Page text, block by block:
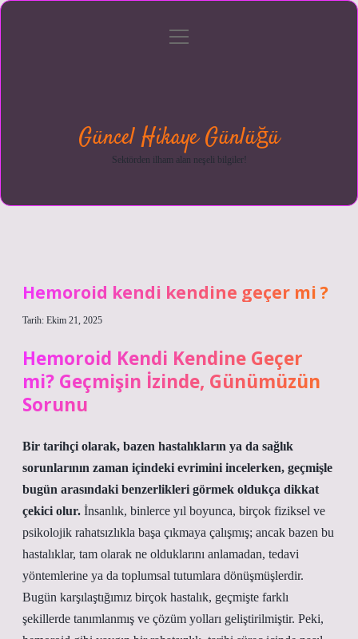
menüyü
Güncel Hikaye Günlüğü
Sektörden ilham alan neşeli bilgiler!
Hemoroid kendi kendine geçer mi ?
Tarih: Ekim 21, 2025
Hemoroid Kendi Kendine Geçer
mi? Geçmişin İzinde, Günümüzün
Sorunu
Bir tarihçi olarak, bazen hastalıkların ya da sağlık
sorunlarının zaman içindeki evrimini incelerken, geçmişle
bugün arasındaki benzerlikleri görmek oldukça dikkat
çekici olur. İnsanlık, binlerce yıl boyunca, birçok fiziksel ve
psikolojik rahatsızlıkla başa çıkmaya çalışmış; ancak bazen bu
hastalıklar, tam olarak ne olduklarını anlamadan, tedavi
yöntemlerine ya da toplumsal tutumlara dönüşmüşlerdir.
Bugün karşılaştığımız birçok hastalık, geçmişte farklı
şekillerde tanımlanmış ve çözüm yolları geliştirilmiştir. Peki,